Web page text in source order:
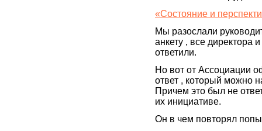
«Состояние и
Мы разослали
анкету , все
ответили.
Но вот от Ассоциации
ответ , который можно
Причем это был не
их инициативе.
Он в чем повторял